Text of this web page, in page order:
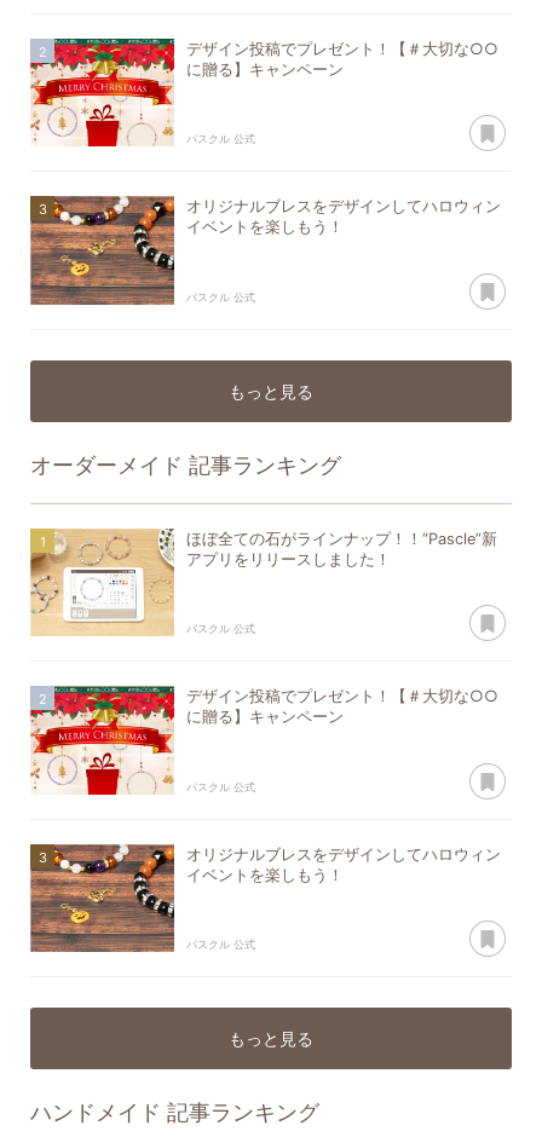
デザイン投稿でプレゼント！【＃大切な○○
に贈る】キャンペーン
パスクル 公式
オリジナルブレスをデザインしてハロウィン
イベントを楽しもう！
パスクル 公式
もっと見る
オーダーメイド 記事ランキング
ほぼ全ての石がラインナップ！！“Pascle”新
アプリをリリースしました！
パスクル 公式
デザイン投稿でプレゼント！【＃大切な○○
に贈る】キャンペーン
パスクル 公式
オリジナルブレスをデザインしてハロウィン
イベントを楽しもう！
パスクル 公式
もっと見る
ハンドメイド 記事ランキング